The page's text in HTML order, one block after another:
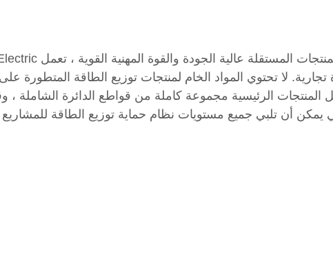
لا تحتوي المواد الخام لمنتجات توزيع الطاقة المتطورة
المنتجات الرئيسية مجموعة كاملة من قواطع الدائرة الشاملة ،
يمكن أن تلبي جميع مستويات نظام حماية توزيع الطاقة للمشاريع